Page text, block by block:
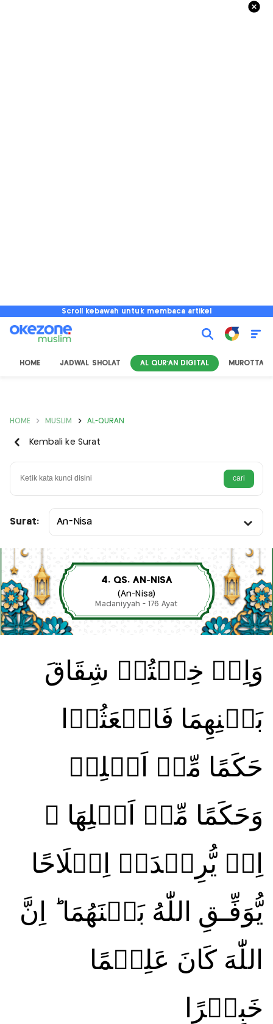
Scroll kebawah untuk membaca artikel
HOME JADWAL SHOLAT AL QUR'AN DIGITAL MUROTTAL
HOME MUSLIM AL-QURAN
Kembali ke Surat
Surat: An-Nisa
4. QS. AN-NISA
(An-Nisa)
Madaniyyah - 176 Ayat
وَاِنۡ خِفۡتُمۡ شِقَاقَ
بَيۡنِهِمَا فَابۡعَثُوۡا
حَكَمًا مِّنۡ اَهۡلِهٖ
وَحَكَمًا مِّنۡ اَهۡلِهَا‌ ۚ
اِنۡ يُّرِيۡدَاۤ اِصۡلَاحًا
يُّوَفِّـقِ اللّٰهُ بَيۡنَهُمَا‌ ؕ اِنَّ
اللّٰهَ كَانَ عَلِيۡمًا
خَبِيۡرًا